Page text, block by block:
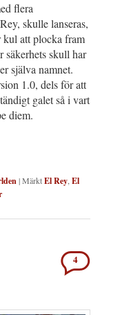
flera
skulle lanseras,
att plocka fram
säkerhets skull har
själva namnet.
1.0, dels för att
galet så i vart
diem.
|MärktEl Rey El
4